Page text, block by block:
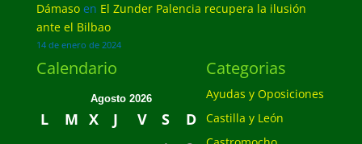
Dámasoen El Zunder Palencia recupera la ilusión
ante el Bilbao
14 de enero de 2024
Calendario
Agosto 2026
L M X J V S
D
Categorias
Ayudas y Oposiciones
Castilla y León